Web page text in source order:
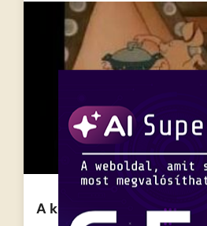
A kis malac és a farkasok